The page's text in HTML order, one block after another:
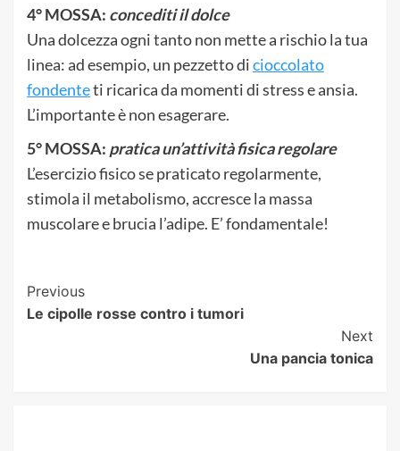
4° MOSSA: concediti il dolce
Una dolcezza ogni tanto non mette a rischio la tua
linea: ad esempio, un pezzetto dicioccolato
fondenteti ricarica da momenti di stress e ansia.
L’importante è non esagerare.
5° MOSSA: pratica un’attività fisica regolare
L’esercizio fisico se praticato regolarmente,
stimola il metabolismo, accresce la massa
muscolare e brucia l’adipe. E’ fondamentale!
Post
Navigation
Previous
Le cipolle rosse contro i tumori
Next
Una pancia tonica